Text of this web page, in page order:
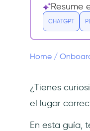
Resume
CHATGPT
Home/
¿Tienes
el lugar
En esta guía,